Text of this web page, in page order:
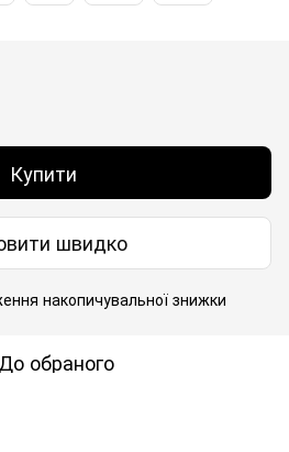
Купити
швидко
накопичувальної знижки
До обраного